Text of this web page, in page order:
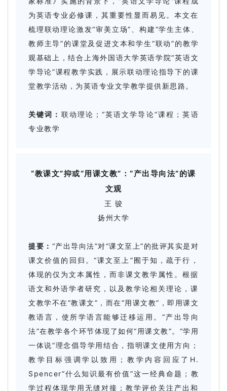
为英语专业必修课，其重要性显而易见。本文在
梳理联动理论激发“审美立场”、构建“学生主体、
教师主导”的课堂及促进文本和学生“联动”的教学
观基础上，结合上海外国语大学英语学院“英语文
学导论”课程教学实践，展示联动理论指导下的课
堂教学活动，为英语专业文学教学提供新思路。
关键词： 联动理论；“英语文学导论”课程；英语
专业教学
“教课文”抑或“用课文教”：“产出导向法”的课
文观
王 骏
扬州大学
提要： “产出导向法”对“课文至上”的批评其实是对
课文价值的回归。“课文至上”囿于知，疏于行，
体现的仅为文本属性，而非课文教学属性。根据
语文和外语学者研究，以及教学论相关理论，课
文教学不在“教课文”，而在“用课文教”，即用课文
教语言，使所学语言能够迁移运用。“产出导向
法”在教学各个环节体现了如何“用课文教”。“学用
一体说”理念倡导学用结合，指明课文使用方向；
教学目标强调学以致用；教学内容回应了H.
Spencer“什么知识最有价值”这一经典命题；教
学过程体现学用无缝对接；教学评价关注产出和